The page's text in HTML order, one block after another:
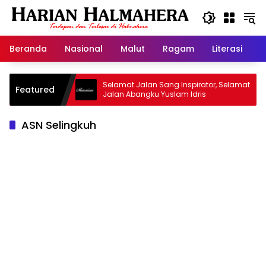
Langsung
Beranda
Nasional Malut Ragam Literasi
Featured
Warisan
Selamat Jalan Sang Inspirator, Selamat
Jalan Abangku Yuslam Idris
ASN Selingkuh